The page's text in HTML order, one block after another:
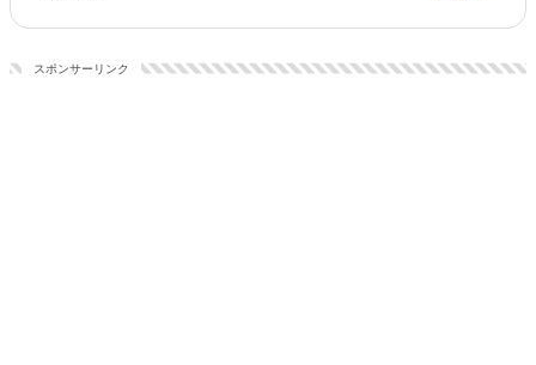
スポンサーリンク